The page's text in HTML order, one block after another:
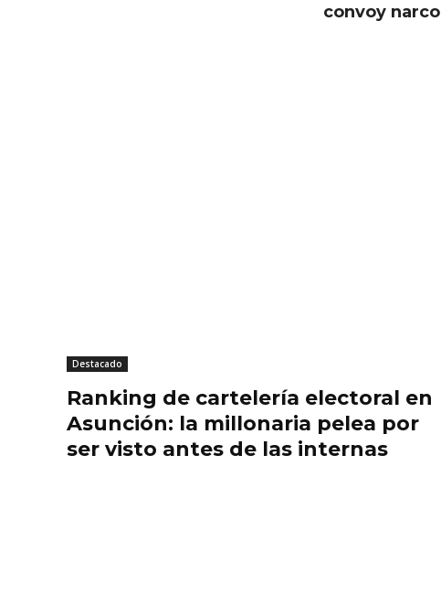
convoy narco
Destacado
Ranking de cartelería electoral en
Asunción: la millonaria pelea por
ser visto antes de las internas